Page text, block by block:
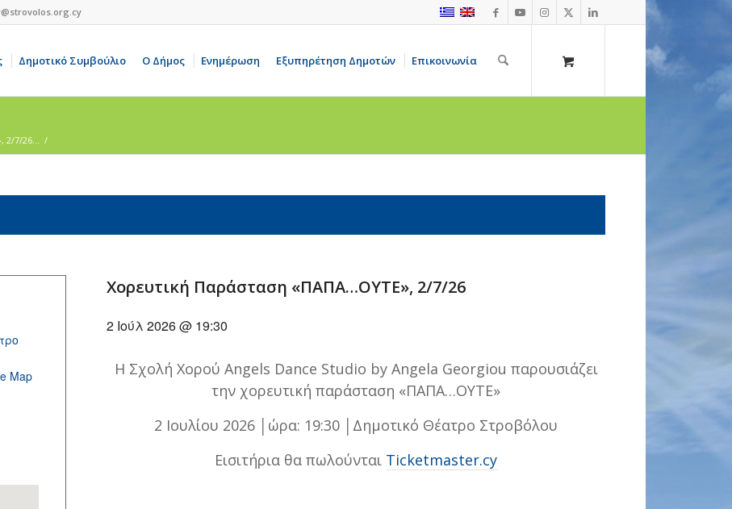
Δημοτικό Συμβούλιο Ο Δήμος Ενημέρωση Εξυπηρέτηση Δημοτών Επικοινωνία
2/7/26... /
Χορευτική Παράσταση «ΠΑΠΑ…ΟΥΤΕ», 2/7/26
2 Ιούλ 2026 @ 19:30
Η Σχολή Χορού Angels Dance Studio by Angela Georgiou παρουσιάζει
την χορευτική παράσταση «ΠΑΠΑ…ΟΥΤΕ»
2 Ιουλίου 2026 │ώρα: 19:30 │Δημοτικό Θέατρο Στροβόλου
Εισιτήρια θα πωλούνται Ticketmaster.cy
Map